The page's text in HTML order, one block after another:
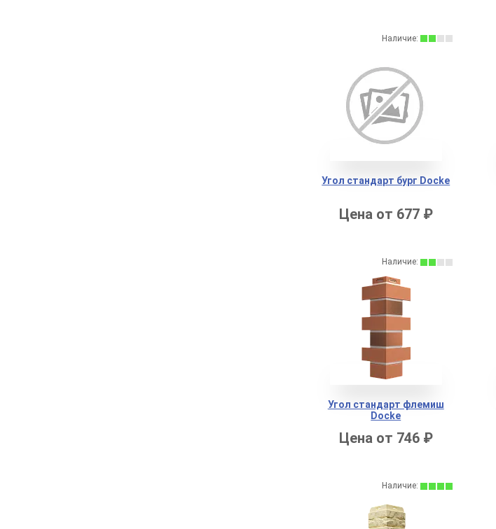
Наличие:
Угол стандарт бург Docke
Цена от 677 ₽
Наличие:
Угол стандарт флемиш
Docke
Цена от 746 ₽
Наличие: